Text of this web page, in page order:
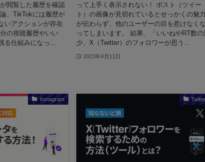
閲覧した履歴を確認
、TikTokには履歴が
いアクションが存在
の視聴履歴やいい
る仕組みになっ...
って上手く表示されない！ ポスト（ツイー
ト）の画像が見切れているとせっかくの魅
が伝わらず、他のユーザーの目を惹けなく
ってしまいます。 結果、「いいねやRT数の
少、X（Twitter）のフォロワーが思う...
2023年4月11日
Instagram